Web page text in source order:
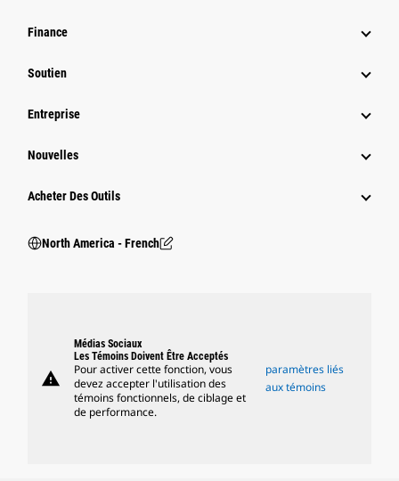
Finance
Soutien
Entreprise
Nouvelles
Acheter Des Outils
North America - French
warning
Médias Sociaux
Les Témoins Doivent Être Acceptés
Pour activer cette fonction, vous
devez accepter l'utilisation des
témoins fonctionnels, de ciblage et
de performance.
paramètres liés
aux témoins